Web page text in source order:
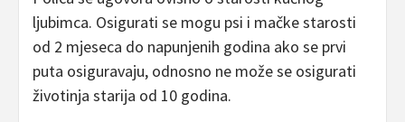
ljubimca. Osigurati se mogu psi i mačke starosti
od 2 mjeseca do napunjenih godina ako se prvi
puta osiguravaju, odnosno ne može se osigurati
životinja starija od 10 godina.